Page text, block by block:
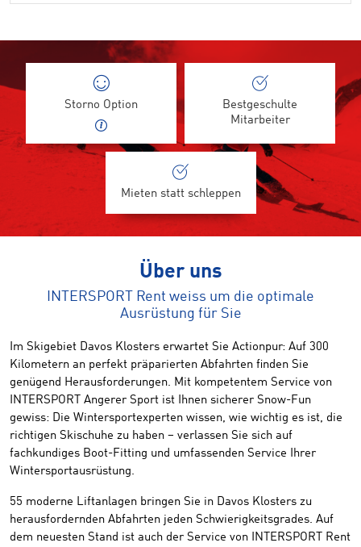
Storno Option
Bestgeschulte
Mitarbeiter
Mieten statt schleppen
Über uns
INTERSPORT Rent weiss um die optimale
Ausrüstung für Sie
Im Skigebiet Davos Klosters erwartet Sie Actionpur: Auf 300
Kilometern an perfekt präparierten Abfahrten finden Sie
genügend Herausforderungen. Mit kompetentem Service von
INTERSPORT Angerer Sport ist Ihnen sicherer Snow-Fun
gewiss: Die Wintersportexperten wissen, wie wichtig es ist, die
richtigen Skischuhe zu haben – verlassen Sie sich auf
fachkundiges Boot-Fitting und umfassenden Service Ihrer
Wintersportausrüstung.
55 moderne Liftanlagen bringen Sie in Davos Klosters zu
herausfordernden Abfahrten jeden Schwierigkeitsgrades. Auf
dem neuesten Stand ist auch der Service von INTERSPORT Rent